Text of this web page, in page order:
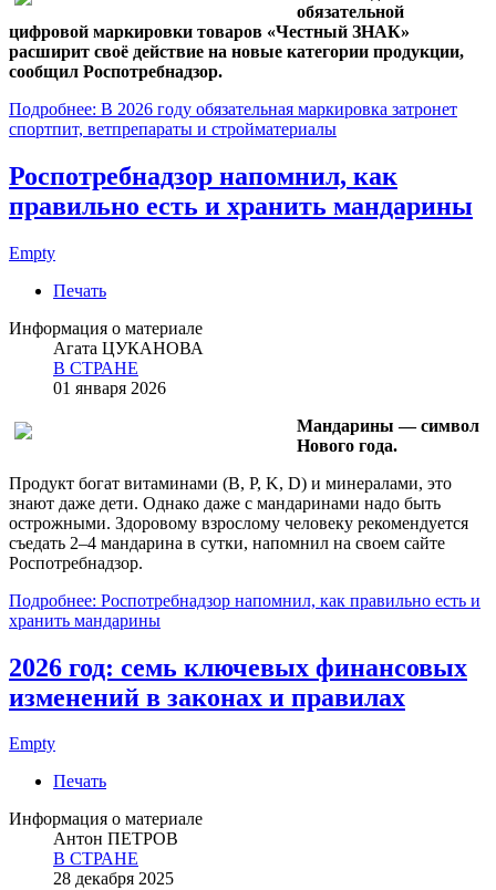
обязательной
цифровой маркировки товаров «Честный ЗНАК»
расширит своё действие на новые категории продукции,
сообщил Роспотребнадзор.
Подробнее: В 2026 году обязательная маркировка затронет
спортпит, ветпрепараты и стройматериалы
Роспотребнадзор напомнил, как
правильно есть и хранить мандарины
Empty
Печать
Информация о материале
Агата ЦУКАНОВА
В СТРАНЕ
01 января 2026
Мандарины — символ
Нового года.
Продукт богат витаминами (B, P, K, D) и минералами, это
знают даже дети. Однако даже с мандаринами надо быть
острожными. Здоровому взрослому человеку рекомендуется
съедать 2–4 мандарина в сутки, напомнил на своем сайте
Роспотребнадзор.
Подробнее: Роспотребнадзор напомнил, как правильно есть и
хранить мандарины
2026 год: семь ключевых финансовых
изменений в законах и правилах
Empty
Печать
Информация о материале
Антон ПЕТРОВ
В СТРАНЕ
28 декабря 2025